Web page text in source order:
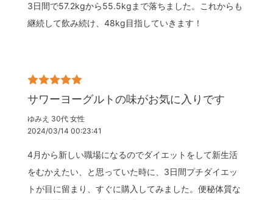
3日間で57.2kgから55.5kgまで落ちました。これからも
継続して飲み続け、48kg目指していきます！
サワーヨーグルトの味がお気に入りです
ゆみえ 30代 女性
2024/03/14 00:23:41
4月から新しい職場になるのでダイエットをして新生活
をむかえたい、と思っていた時に、3日間プチダイエッ
トが目に留まり、すぐに購入してみました。便秘体質な